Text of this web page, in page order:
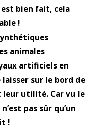
bien fait, cela
!
animales
artificiels en
laisser sur le bord de
leur utilité. Car vu le
pas sûr qu’un
!